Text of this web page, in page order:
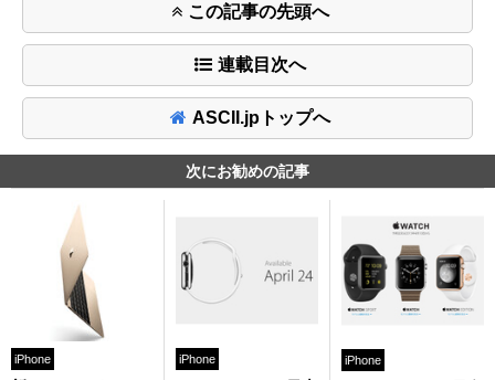
この記事の先頭へ
連載目次へ
ASCII.jpトップへ
次にお勧めの記事
iPhone iPhone iPhone